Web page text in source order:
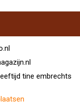
tine embrechts